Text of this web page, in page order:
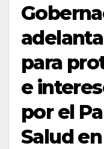
para
e
por el
Salud